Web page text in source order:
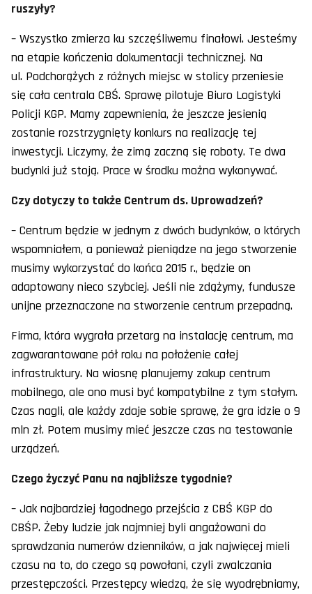
ruszyły?
– Wszystko zmierza ku szczęśliwemu finałowi. Jesteśmy
na etapie kończenia dokumentacji technicznej. Na
ul. Podchorążych z różnych miejsc w stolicy przeniesie
się cała centrala CBŚ. Sprawę pilotuje Biuro Logistyki
Policji KGP. Mamy zapewnienia, że jeszcze jesienią
zostanie rozstrzygnięty konkurs na realizację tej
inwestycji. Liczymy, że zimą zaczną się roboty. Te dwa
budynki już stoją. Prace w środku można wykonywać.
Czy dotyczy to także Centrum ds. Uprowadzeń?
– Centrum będzie w jednym z dwóch budynków, o których
wspomniałem, a ponieważ pieniądze na jego stworzenie
musimy wykorzystać do końca 2015 r., będzie on
adaptowany nieco szybciej. Jeśli nie zdążymy, fundusze
unijne przeznaczone na stworzenie centrum przepadną.
Firma, która wygrała przetarg na instalację centrum, ma
zagwarantowane pół roku na położenie całej
infrastruktury. Na wiosnę planujemy zakup centrum
mobilnego, ale ono musi być kompatybilne z tym stałym.
Czas nagli, ale każdy zdaje sobie sprawę, że gra idzie o 9
mln zł. Potem musimy mieć jeszcze czas na testowanie
urządzeń.
Czego życzyć Panu na najbliższe tygodnie?
– Jak najbardziej łagodnego przejścia z CBŚ KGP do
CBŚP. Żeby ludzie jak najmniej byli angażowani do
sprawdzania numerów dzienników, a jak najwięcej mieli
czasu na to, do czego są powołani, czyli zwalczania
przestępczości. Przestępcy wiedzą, że się wyodrębniamy,